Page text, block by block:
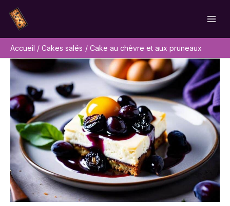
contenu
Accueil
Cakes salés Cake au chèvre et aux pruneaux
Rechercher